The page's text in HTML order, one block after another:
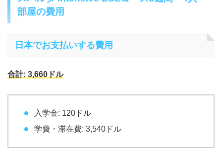
部屋の費用
日本でお支払いする費用
合計: 3,660ドル
入学金: 120ドル
学費・滞在費: 3,540ドル